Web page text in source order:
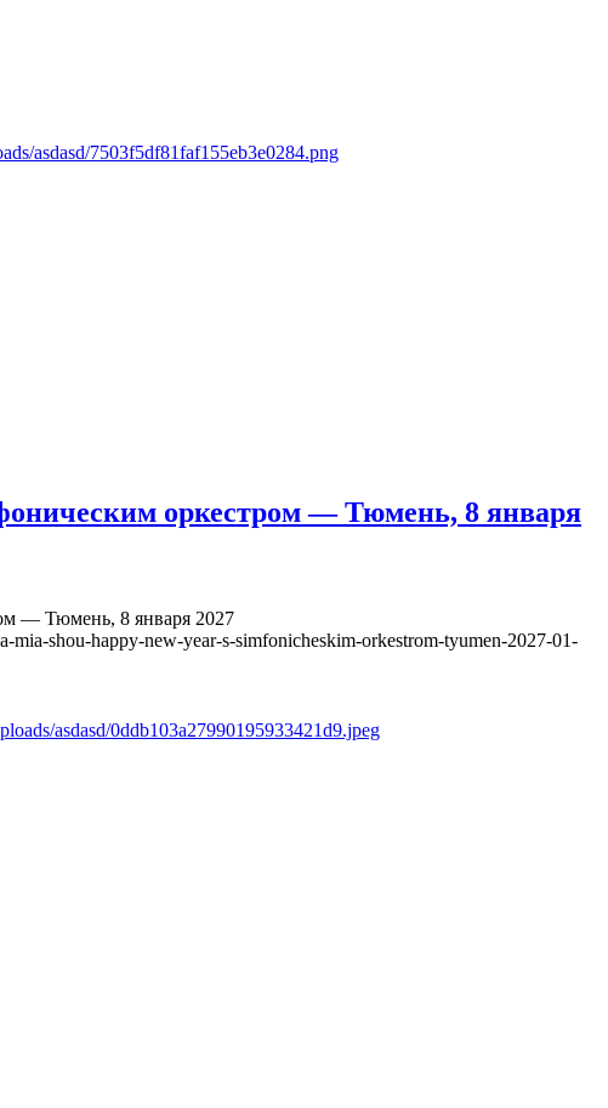
asdasd/7503f5df81faf155eb3e0284.png
оркестром — Тюмень, 8 января
— Тюмень, 8 января 2027
mia-shou-happy-new-year-s-simfonicheskim-orkestrom-tyumen-2027-01-
asdasd/0ddb103a27990195933421d9.jpeg